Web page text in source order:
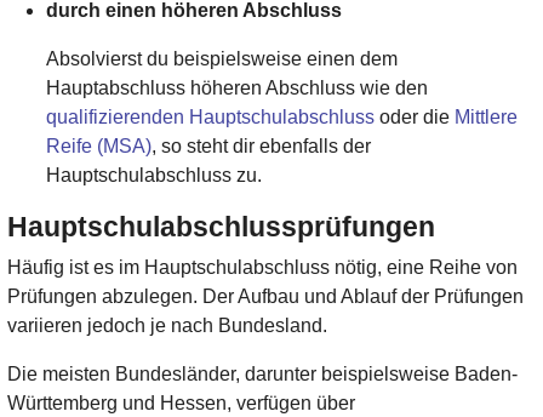
durch einen höheren Abschluss
Absolvierst du beispielsweise einen dem
Hauptabschluss höheren Abschluss wie den
qualifizierenden Hauptschulabschluss oder die Mittlere
Reife (MSA), so steht dir ebenfalls der
Hauptschulabschluss zu.
Hauptschulabschlussprüfungen
Häufig ist es im Hauptschulabschluss nötig, eine Reihe von
Prüfungen abzulegen. Der Aufbau und Ablauf der Prüfungen
variieren jedoch je nach Bundesland.
Die meisten Bundesländer, darunter beispielsweise Baden-
Württemberg und Hessen, verfügen über